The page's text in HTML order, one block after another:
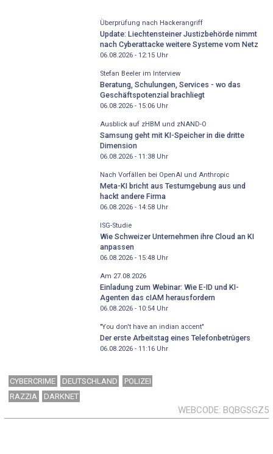
Überprüfung nach Hackerangriff
Update: Liechtensteiner Justizbehörde nimmt
nach Cyberattacke weitere Systeme vom Netz
06.08.2026 - 12:15Uhr
Stefan Beeler im Interview
Beratung, Schulungen, Services - wo das
Geschäftspotenzial brachliegt
06.08.2026 - 15:06Uhr
Ausblick auf zHBM und zNAND-O
Samsung geht mit KI-Speicher in die dritte
Dimension
06.08.2026 - 11:38Uhr
Nach Vorfällen bei OpenAI und Anthropic
Meta-KI bricht aus Testumgebung aus und
hackt andere Firma
06.08.2026 - 14:58Uhr
ISG-Studie
Wie Schweizer Unternehmen ihre Cloud an KI
anpassen
06.08.2026 - 15:48Uhr
Am 27.08.2026
Einladung zum Webinar: Wie E-ID und KI-
Agenten das cIAM herausfordern
06.08.2026 - 10:54Uhr
"You don't have an indian accent"
Der erste Arbeitstag eines Telefonbetrügers
06.08.2026 - 11:16Uhr
CYBERCRIME DEUTSCHLAND
POLIZEI
RAZZIA
DARKNET
WEBCODE BQBGSGZ5